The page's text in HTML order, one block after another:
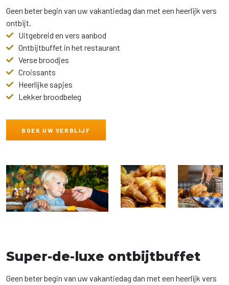
Geen beter begin van uw vakantiedag dan met een heerlijk vers
ontbijt.
Uitgebreid en vers aanbod
Ontbijtbuffet in het restaurant
Verse broodjes
Croissants
Heerlijke sapjes
Lekker broodbeleg
BOEK UW VERBLIJF
Super-de-luxe ontbijtbuffet
Geen beter begin van uw vakantiedag dan met een heerlijk vers